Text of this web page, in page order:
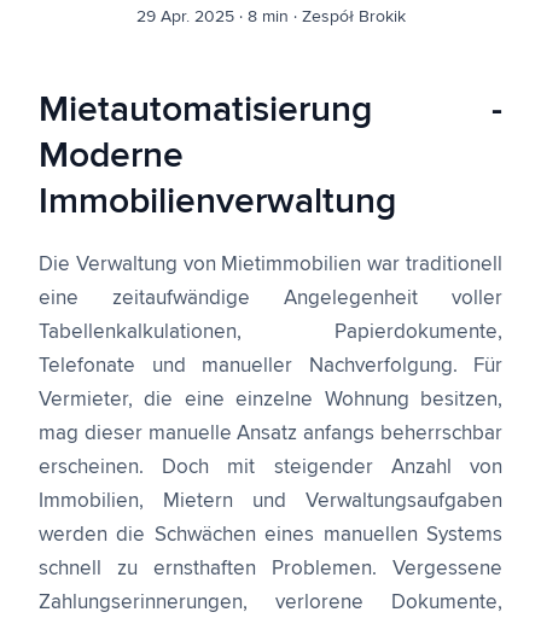
29 Apr. 2025· 8 min · Zespół Brokik
Mietautomatisierung -
Moderne
Immobilienverwaltung
Die Verwaltung von Mietimmobilien war traditionell
eine zeitaufwändige Angelegenheit voller
Tabellenkalkulationen, Papierdokumente,
Telefonate und manueller Nachverfolgung. Für
Vermieter, die eine einzelne Wohnung besitzen,
mag dieser manuelle Ansatz anfangs beherrschbar
erscheinen. Doch mit steigender Anzahl von
Immobilien, Mietern und Verwaltungsaufgaben
werden die Schwächen eines manuellen Systems
schnell zu ernsthaften Problemen. Vergessene
Zahlungserinnerungen, verlorene Dokumente,